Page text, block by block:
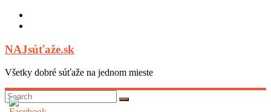
Skip
NAJsúťaže.sk
Všetky dobré súťaže na jednom mieste